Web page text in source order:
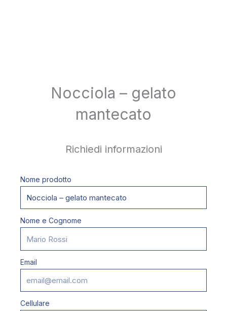
Nocciola – gelato
mantecato
Richiedi informazioni
Nome prodotto
Nome e Cognome
Email
Cellulare